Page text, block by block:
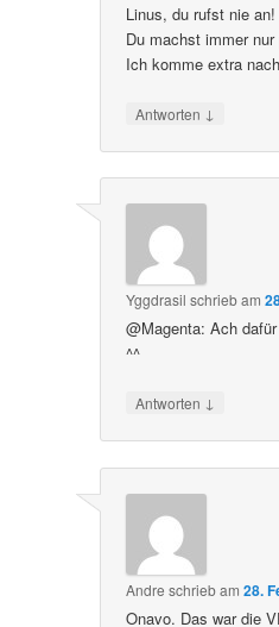
Linus, du rufst nie an!
Du machst immer
Ich komme extra
Antworten ↓
Yggdrasil schriebam
@Magenta: Ach
^^
Antworten ↓
Andre schriebam28.
Onavo. Das war die